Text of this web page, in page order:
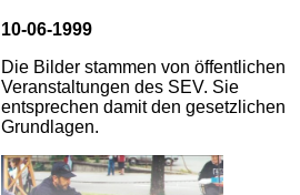
10-06-1999
Die Bilder stammen von öffentlichen
Veranstaltungen des SEV. Sie
entsprechen damit den gesetzlichen
Grundlagen.